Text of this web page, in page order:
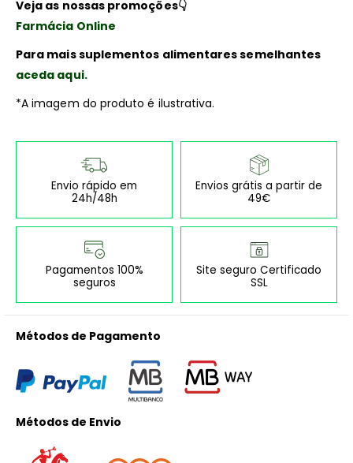
Veja as nossas promoções👇
Farmácia Online
Para mais suplementos alimentares semelhantes
aceda aqui.
*A imagem do produto é ilustrativa.
Envio rápido em
24h/48h
Envios grátis a partir de
49€
Pagamentos 100%
seguros
Site seguro Certificado
SSL
Métodos de Pagamento
Métodos de Envio